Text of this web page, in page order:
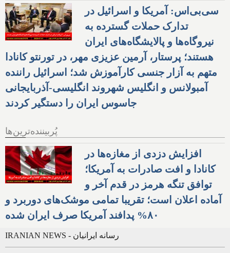
سی‌بی‌اس: آمریکا و اسرائیل در
تدارک حملات گسترده به
نیروگاه‌ها و پالایشگاه‌های ایران
هستند؛ پرستار، آرمین عزیزی مهر، در تورنتو کانادا
متهم به آزار جنسی کارآموزش شد؛ اسرائیل راننده
آمبولانس و انگلیس شهروند انگلیسی-آذربایجانی
جاسوس ایران را دستگیر کردند
پُربیننده‌ترین‌ها
افزایش دزدی از مغازه‌ها در
کانادا و افت صادرات به آمریکا؛
توافق تنگه هرمز در قدم آخر و
آماده اعلان است؛ تقریبا تمامی موشک‌های دوربرد و
۸۰% پدافند آمریکا صرف ایران شده
IRANIAN NEWS - رسانه ایرانیان